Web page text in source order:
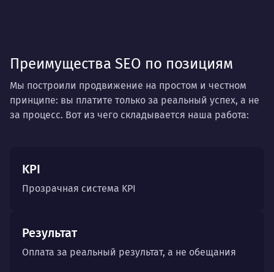
Преимущества SEO по позициям
Мы построили продвижение на простом и честном
принципе: вы платите только за реальный успех, а не
за процесс. Вот из чего складывается наша работа:
KPI
Прозрачная система KPI
Результат
Оплата за реальный результат, а не обещания